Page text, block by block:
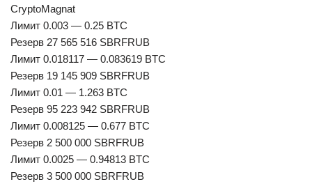
CryptoMagnat
Лимит 0.003 — 0.25 BTC
Резерв 27 565 516 SBRFRUB
Лимит 0.018117 — 0.083619 BTC
Резерв 19 145 909 SBRFRUB
Лимит 0.01 — 1.263 BTC
Резерв 95 223 942 SBRFRUB
Лимит 0.008125 — 0.677 BTC
Резерв 2 500 000 SBRFRUB
Лимит 0.0025 — 0.94813 BTC
Резерв 3 500 000 SBRFRUB